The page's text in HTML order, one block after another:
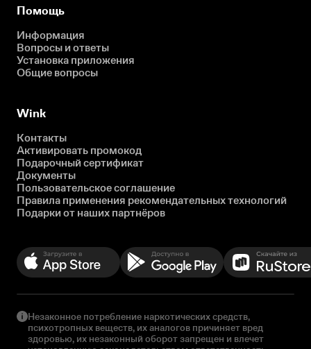
Помощь
Информация
Вопросы и ответы
Установка приложения
Общие вопросы
Wink
Контакты
Активировать промокод
Подарочный сертификат
Документы
Пользовательское соглашение
Правила применения рекомендательных технологий
Подарки от наших партнёров
Незаконное потребление наркотических средств,
психотропных веществ, их аналогов причиняет вред
здоровью, их незаконный оборот запрещен и влечет